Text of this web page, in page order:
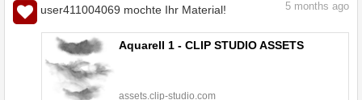
user411004069 mochte Ihr Material! 5 months ago
Aquarell 1 - CLIP STUDIO ASSETS
assets.clip-studio.com